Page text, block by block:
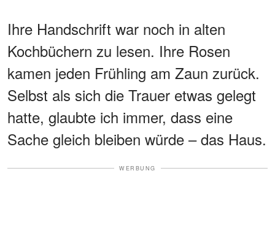
Ihre Handschrift war noch in alten
Kochbüchern zu lesen. Ihre Rosen
kamen jeden Frühling am Zaun zurück.
Selbst als sich die Trauer etwas gelegt
hatte, glaubte ich immer, dass eine
Sache gleich bleiben würde – das Haus.
WERBUNG